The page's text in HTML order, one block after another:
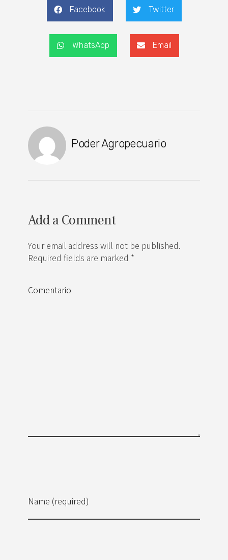
Facebook Twitter
WhatsApp Email
Poder Agropecuario
Add a Comment
Your email address will not be published.
Required fields are marked *
Name (required)
Comentario